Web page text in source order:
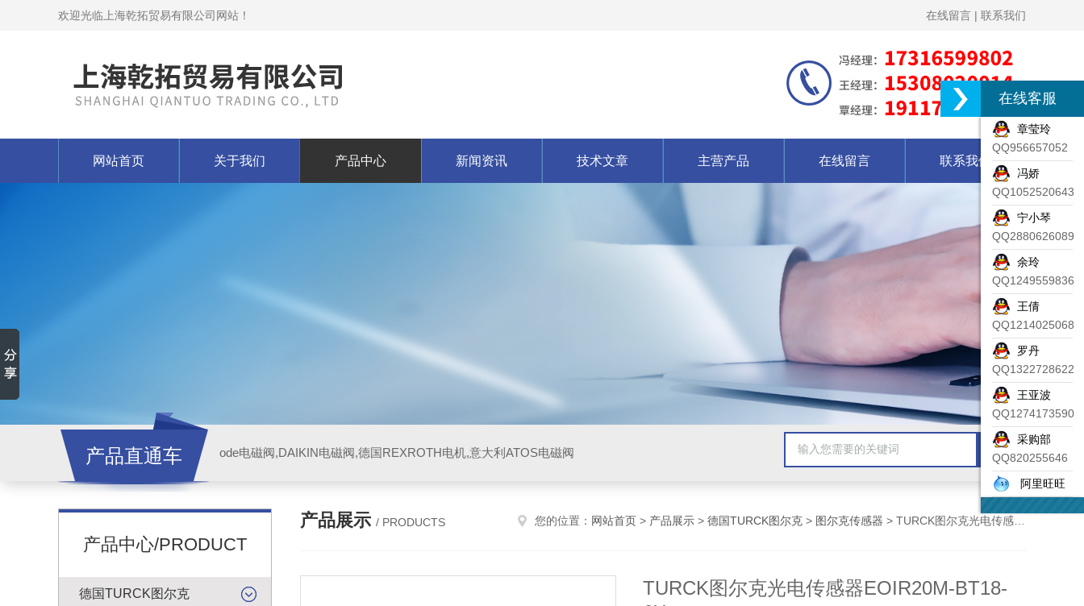
欢迎光临上海乾拓贸易有限公司网站！ 在线留言 | 联系我们
网站首页 关于我们 产品中心 新闻资讯 技术文章 主营产品 在线留言 联系我们
产品直通车 ode电磁阀,DAIKIN电磁阀,德国REXROTH电机,意大利ATOS电磁阀
产品中心/PRODUCT
德国TURCK图尔克
产品展示 / PRODUCTS 您的位置： 网站首页 > 产品展示 > 德国TURCK图尔克 > 图尔克传感器 > TURCK图尔克光电传感器EOIR20M-BT18-6X
TURCK图尔克光电传感器EOIR20M-BT18-
在线客服
章莹玲
QQ956657052
冯娇
QQ1052520643
宁小琴
QQ2880626089
余玲
QQ1249559836
王倩
QQ1214025068
罗丹
QQ1322728622
王亚波
QQ1274173590
采购部
QQ820255646
阿里旺旺